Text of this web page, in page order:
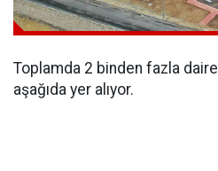
Toplamda 2 binden fazla
aşağıda yer alıyor.